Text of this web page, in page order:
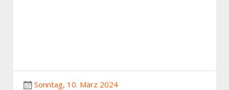
Sonntag, 10. März 2024